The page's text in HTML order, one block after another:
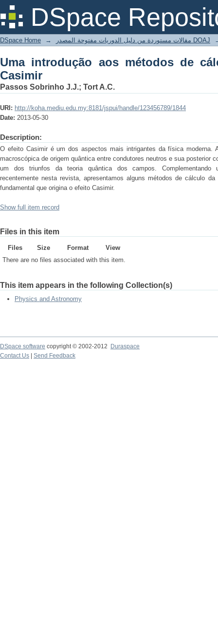
DSpace
Uma introdução aos métodos de
DSpace Home → مقالات مستوردة من دليل الدوريات مفتوحة المصدر DOAJ
Uma introdução aos métodos de
Casimir
Passos Sobrinho J.J.; Tort A.C.
URI: http://koha.mediu.edu.my:8181/jspui/handle/123456789/1844
Date: 2013-05-30
Description:
O efeito Casimir é um dos aspectos mais intrigantes da física moderna.
macroscópica de origem quântica entre condutores neutros e sua posterior
um dos triunfos da teoria quântica dos campos. Complementando
recentemente nesta revista, apresentamos alguns métodos de cálculo
fundamental que origina o efeito Casimir.
Show full item record
Files in this item
Files Size Format
View
There are no files associated with this item.
This item appears in the following Collection(s)
Physics and Astronomy
DSpace software copyright © 2002-2012
Duraspace
Contact Us
Send Feedback